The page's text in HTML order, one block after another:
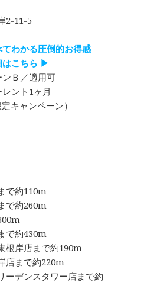
2-11-5
わかる圧倒的お得感
はこちら ▶
Ｂ／適用可
ント1ヶ月
キャンペーン）
で約110m
で約260m
で約430m
根岸店まで約190m
店まで約220m
ーデンスタワー店まで約